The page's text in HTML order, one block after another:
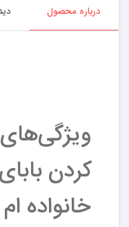
درباره محصول
کردن
خانواده ام